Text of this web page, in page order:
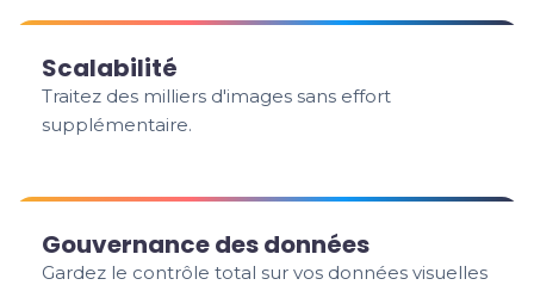
Scalabilité
Traitez des milliers d'images sans effort
supplémentaire.
Gouvernance des données
Gardez le contrôle total sur vos données visuelles